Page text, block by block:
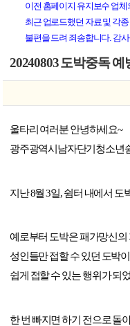
이전 홈페이지 유지보수 업
최근 업로드했던 자료 및 각
불편을 드려 죄송합니다. 감
20240803 도박중독 예
울타리 여러분 안녕하세요~
광주광역시남자단기청소년
지난 8월 3일, 쉼터 내에서
예로부터 도박은 패가망신
성인들만 접할 수 있던 도박
쉽게 접할 수 있는 행위가 되
한 번 빠지면 하기 전으로 돌